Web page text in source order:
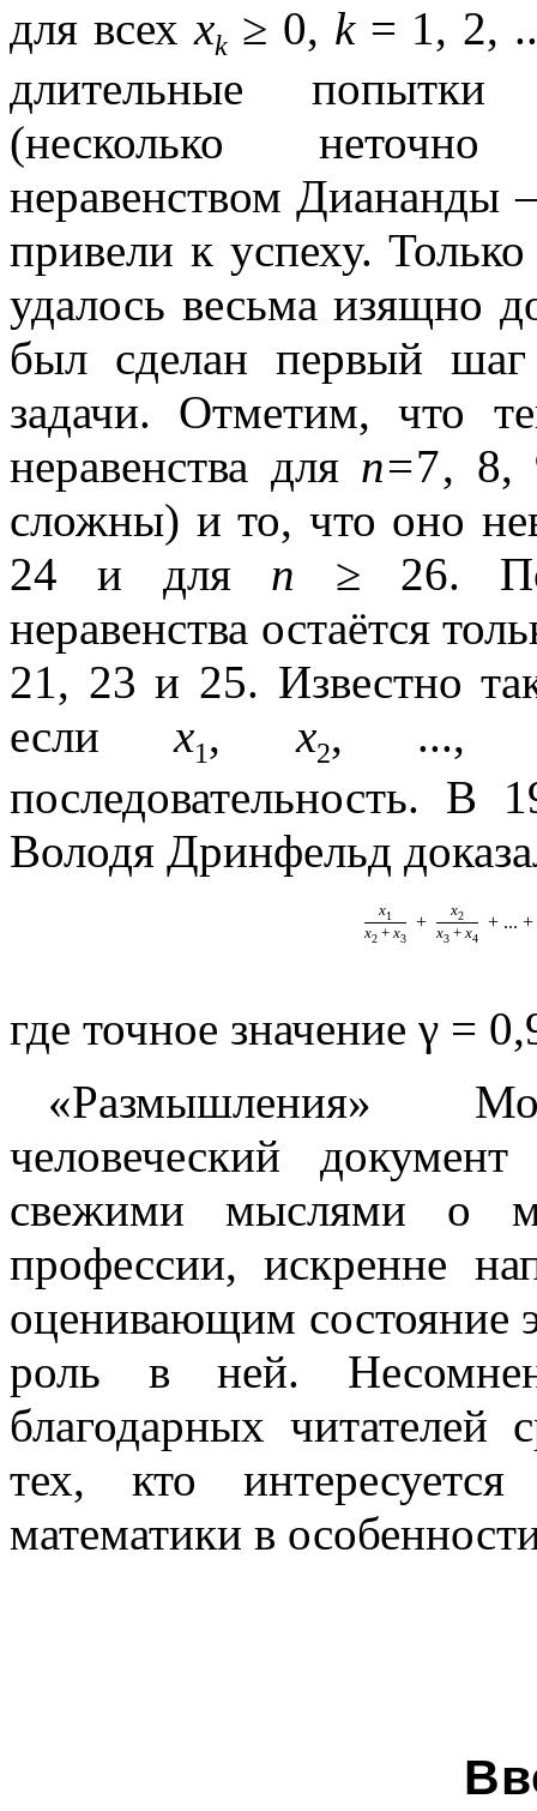
для всехxk≥ 0, k= 1, 2,
длительные попытки
(несколько
неравенством Диананды
привели к успеху.
удалось весьма изящно
был сделан первый
задачи. Отметим, что
неравенства для n=7, 8,
сложны) и то, что оно
24 и для n ≥ 26.
неравенства остаётся
21, 23 и 25. Известно
еслиx1 ,x2,
последовательность. В
Володя Дринфельд
x1
x2+ x3
+
x2
x3+ x4
+ ... +
где точное значение γ =
«Размышления»
человеческий
свежими мыслями о
профессии, искренне
оценивающим состояние
роль в ней.
благодарных
тех, кто
математики в